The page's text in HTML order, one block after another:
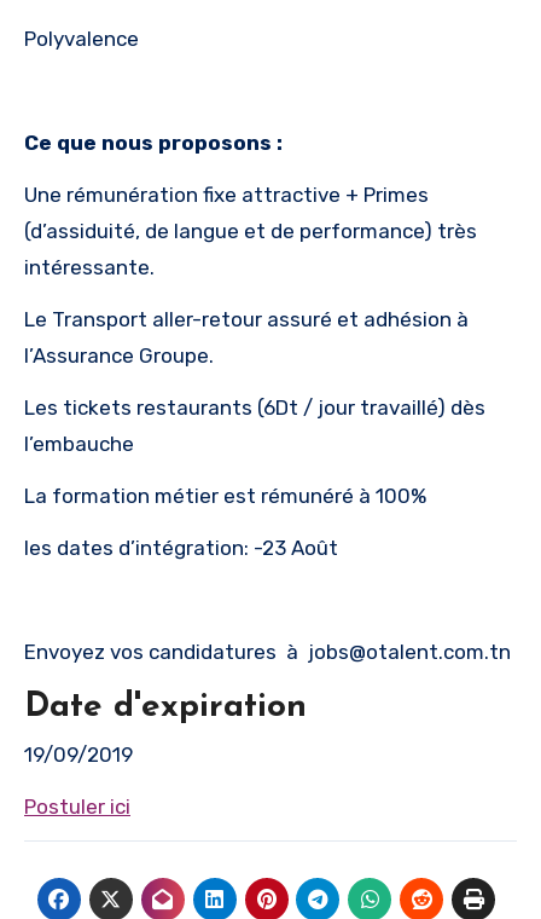
Polyvalence
Ce que nous proposons :
Une rémunération fixe attractive + Primes
(d’assiduité, de langue et de performance) très
intéressante.
Le Transport aller-retour assuré et adhésion à
l’Assurance Groupe.
Les tickets restaurants (6Dt / jour travaillé) dès
l’embauche
La formation métier est rémunéré à 100%
les dates d’intégration: -23 Août
Envoyez vos candidatures à jobs@otalent.com.tn
Date d'expiration
19/09/2019
Postuler ici